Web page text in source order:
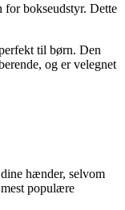
for bokseudstyr. Dette
til børn. Den
og er velegnet
hænder, selvom
populære